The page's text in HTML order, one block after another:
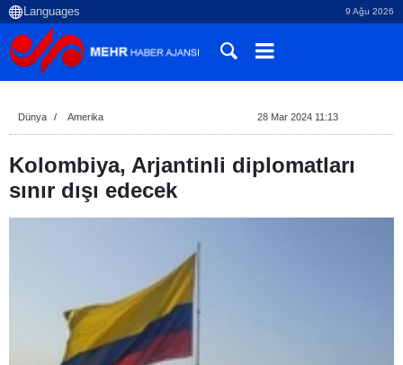
9 Ağu 2026
Dünya Amerika 28 Mar 2024 11:13
Kolombiya, Arjantinli diplomatları
sınır dışı edecek